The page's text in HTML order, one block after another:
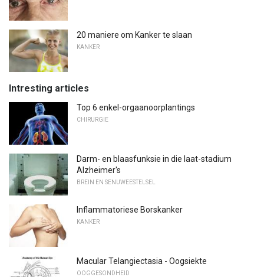
20 maniere om Kanker te slaan
KANKER
Intresting articles
Top 6 enkel-orgaanoorplantings
CHIRURGIE
Darm- en blaasfunksie in die laat-stadium
Alzheimer's
BREIN EN SENUWEESTELSEL
Inflammatoriese Borskanker
KANKER
Macular Telangiectasia - Oogsiekte
OOGGESONDHEID